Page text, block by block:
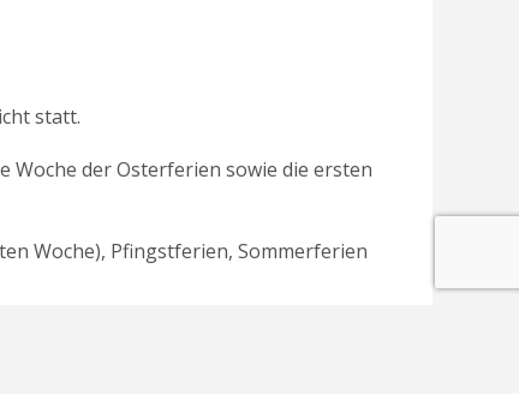
statt.
Woche der Osterferien sowie die ersten
Woche), Pfingstferien, Sommerferien